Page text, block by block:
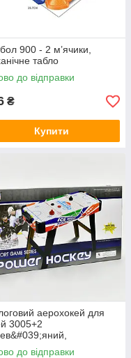
900 - 2 м’ячики,
табло
до відправки
₴
Купити
аерохокей для
3005+2
від мережі 220V
до відправки